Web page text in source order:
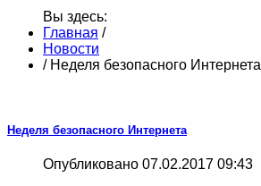
Вы здесь:
Главная /
Новости
/ Неделя безопасного Интернета
Неделя безопасного Интернета
Опубликовано 07.02.2017 09:43